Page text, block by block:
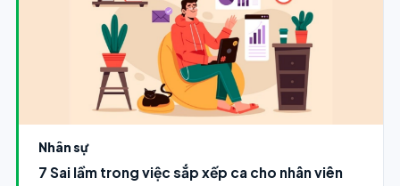
Nhân sự
7 Sai lầm trong việc sắp xếp ca cho nhân viên